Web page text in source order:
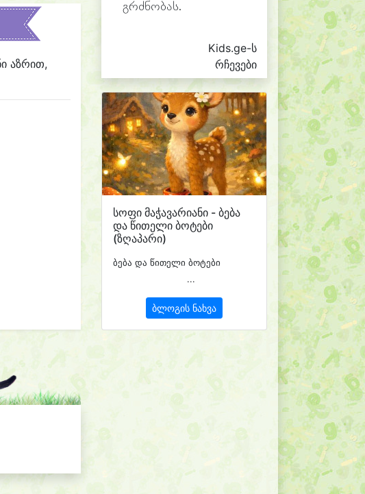
აზრით,
გრძნობას.
Kids.ge-ს
რჩევები
სოფი მაჭავარიანი - ბება
და წითელი ბოტები
(ზღაპარი)
ბება და წითელი ბოტები
...
ბლოგის ნახვა